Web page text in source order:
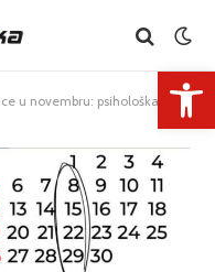
psihološka podrška za parove na putu do roditeljstva